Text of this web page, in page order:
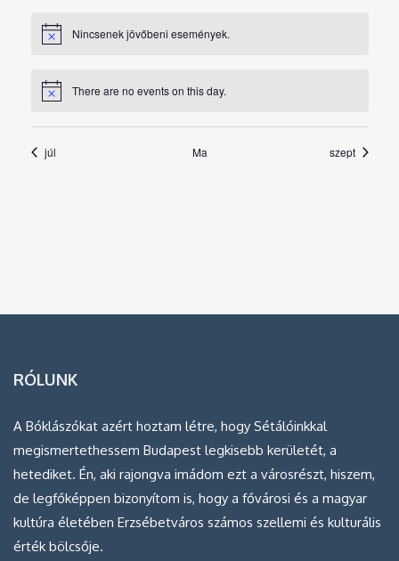
Nincsenek jövőbeni események.
There are no events on this day.
júl Ma szept
RÓLUNK
A Bóklászókat azért hoztam létre, hogy Sétálóinkkal
megismertethessem Budapest legkisebb kerületét, a
hetediket. Én, aki rajongva imádom ezt a városrészt, hiszem,
de legfőképpen bizonyítom is, hogy a fővárosi és a magyar
kultúra életében Erzsébetváros számos szellemi és kulturális
érték bölcsője.